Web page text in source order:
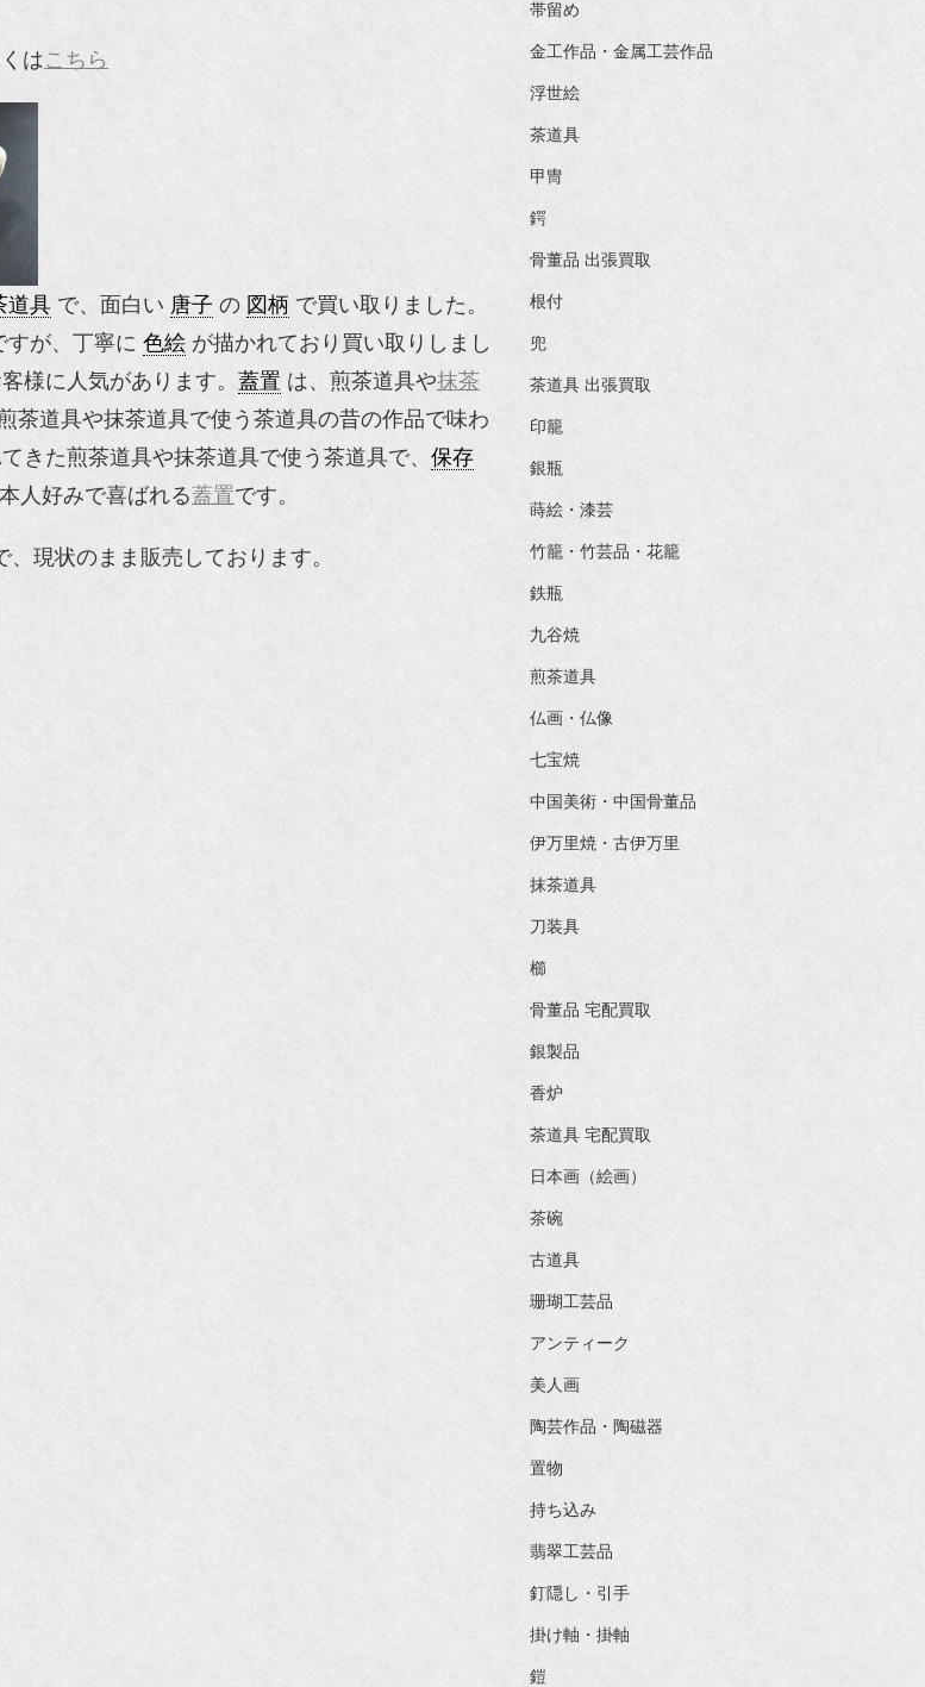
はこちら
道具 で、面白い 唐子 の 図柄 で買い取りました。
すが、丁寧に 色絵 が描かれており買い取りしまし
様に人気があります。 蓋置 は、煎茶道具や抹茶
茶道具や抹茶道具で使う茶道具の昔の作品で味わ
きた煎茶道具や抹茶道具で使う茶道具で、 保存
人好みで喜ばれる蓋置です。
現状のまま販売しております。
帯留め
金工作品・金属工芸作品
浮世絵
茶道具
甲冑
鍔
骨董品 出張買取
根付
兜
茶道具 出張買取
印籠
銀瓶
蒔絵・漆芸
竹籠・竹芸品・花籠
鉄瓶
九谷焼
煎茶道具
仏画・仏像
七宝焼
中国美術・中国骨董品
伊万里焼・古伊万里
抹茶道具
刀装具
櫛
骨董品 宅配買取
銀製品
香炉
茶道具 宅配買取
日本画（絵画）
茶碗
古道具
珊瑚工芸品
アンティーク
美人画
陶芸作品・陶磁器
置物
持ち込み
翡翠工芸品
釘隠し・引手
掛け軸・掛軸
鎧